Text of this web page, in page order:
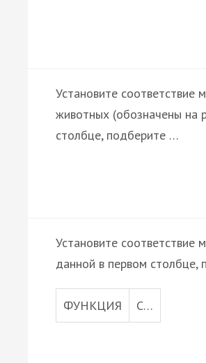
Установите
животных (обозначены на
столбце, подберите …
Установите соответствие
данной в первом столбце,
ФУНКЦИЯ С…